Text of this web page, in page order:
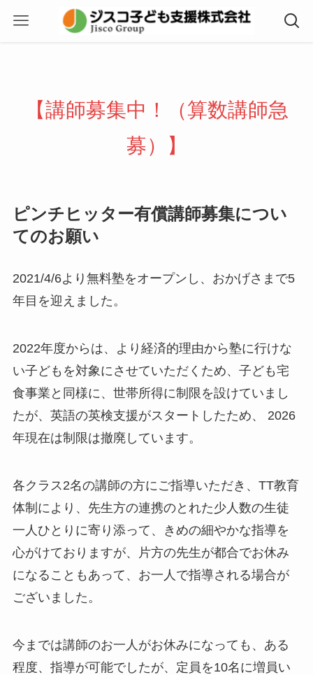
【講師募集中！（算数講師急
募）】
ピンチヒッター有償講師募集につい
てのお願い
2021/4/6より無料塾をオープンし、おかげさまで5
年目を迎えました。
2022年度からは、より経済的理由から塾に行けな
い子どもを対象にさせていただくため、子ども宅
食事業と同様に、世帯所得に制限を設けていまし
たが、英語の英検支援がスタートしたため、 2026
年現在は制限は撤廃しています。
各クラス2名の講師の方にご指導いただき、TT教育
体制により、先生方の連携のとれた少人数の生徒
一人ひとりに寄り添って、きめの細やかな指導を
心がけておりますが、片方の先生が都合でお休み
になることもあって、お一人で指導される場合が
ございました。
今までは講師のお一人がお休みになっても、ある
程度、指導が可能でしたが、定員を10名に増員い